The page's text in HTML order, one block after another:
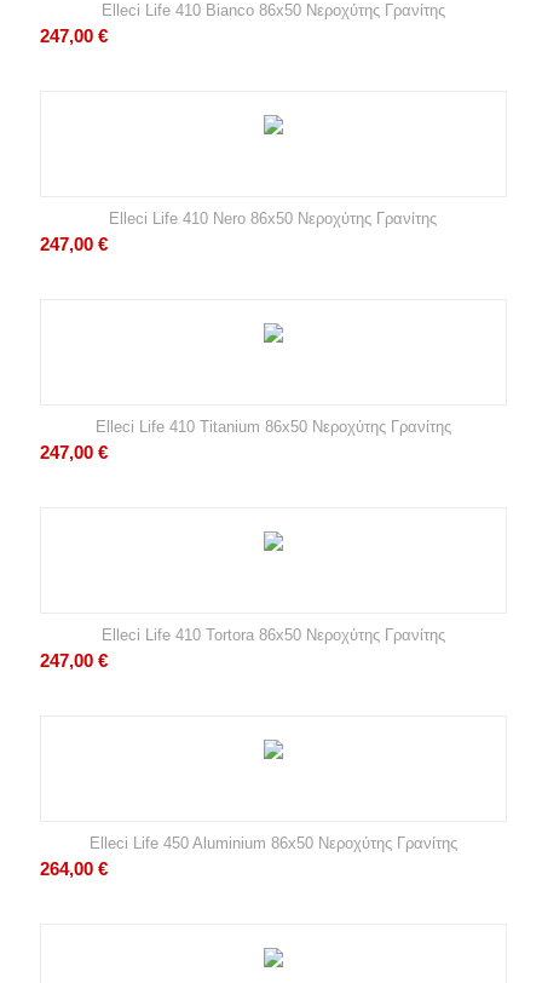
Elleci Life 410 Bianco 86x50 Νεροχύτης Γρανίτης
247,00 €
Elleci Life 410 Nero 86x50 Νεροχύτης Γρανίτης
247,00 €
Elleci Life 410 Titanium 86x50 Νεροχύτης Γρανίτης
247,00 €
Elleci Life 410 Tortora 86x50 Νεροχύτης Γρανίτης
247,00 €
Elleci Life 450 Aluminium 86x50 Νεροχύτης Γρανίτης
264,00 €